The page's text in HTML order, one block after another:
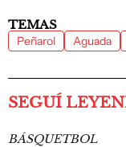
TEMAS
Peñarol Aguada
SEGUÍ
BÁSQUETBOL